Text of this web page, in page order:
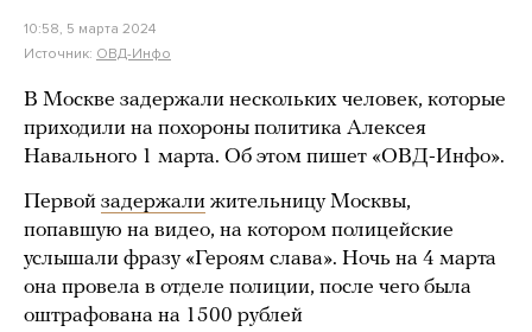
10:58, 5 марта 2024
Источник: ОВД-Инфо
В Москве задержали нескольких человек, которые
приходили на похороны политика Алексея
Навального 1 марта. Об этом пишет «ОВД-Инфо».
Первой задержали жительницу Москвы,
попавшую на видео, на котором полицейские
услышали фразу «Героям слава». Ночь на 4 марта
она провела в отделе полиции, после чего была
оштрафована на 1500 рублей